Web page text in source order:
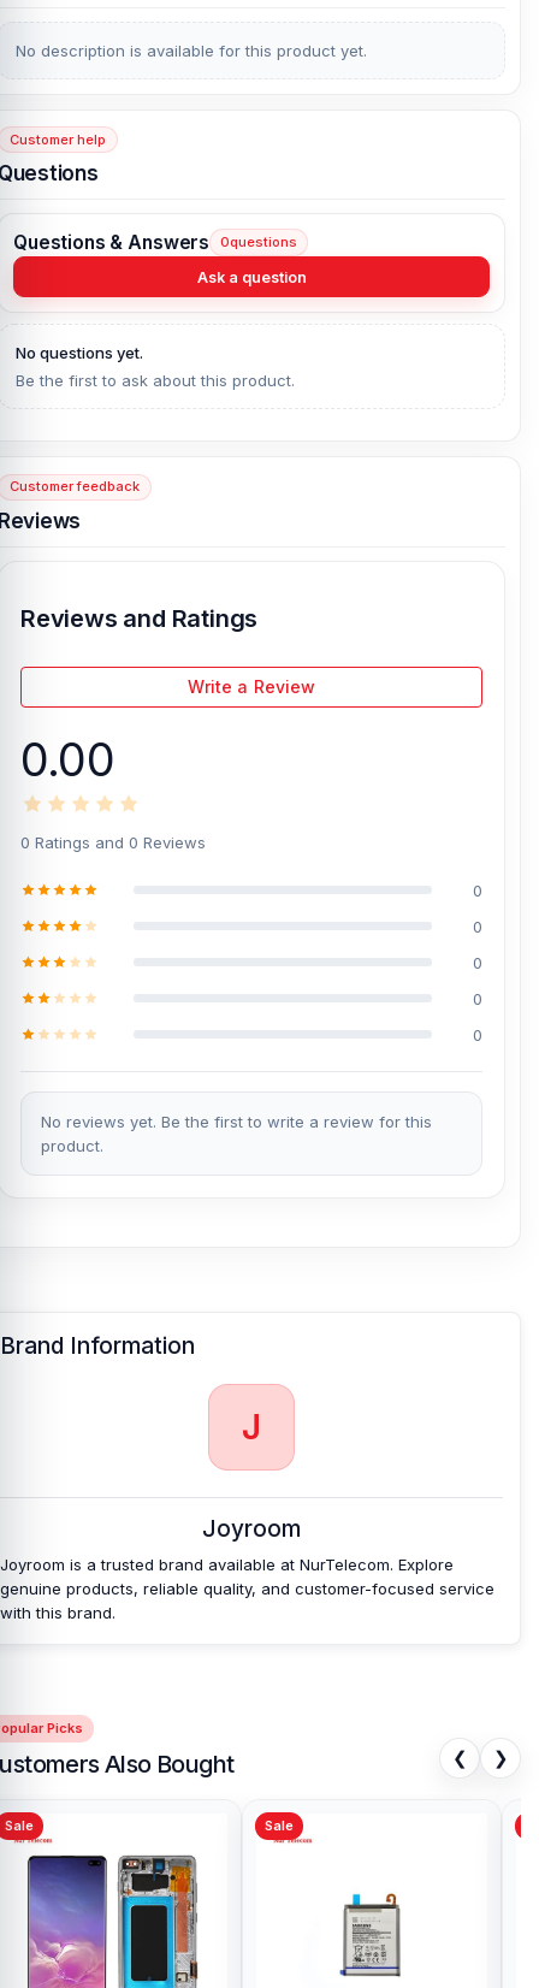
No description is available for this product yet.
Customer help
Questions & Answers 0questions
Ask a question
No questions yet.
Be the first to ask about this product.
Customer feedback
Reviews and Ratings
Write a Review
0.00
0 Ratings and 0 Reviews
0
0
0
0
0
No reviews yet. Be the first to write a review for this
product.
Brand Information
J
Joyroom
Joyroom is a trusted brand available at NurTelecom. Explore
genuine products, reliable quality, and customer-focused service
with this brand.
Picks
Also Bought ❮ ❯
Sale Sale